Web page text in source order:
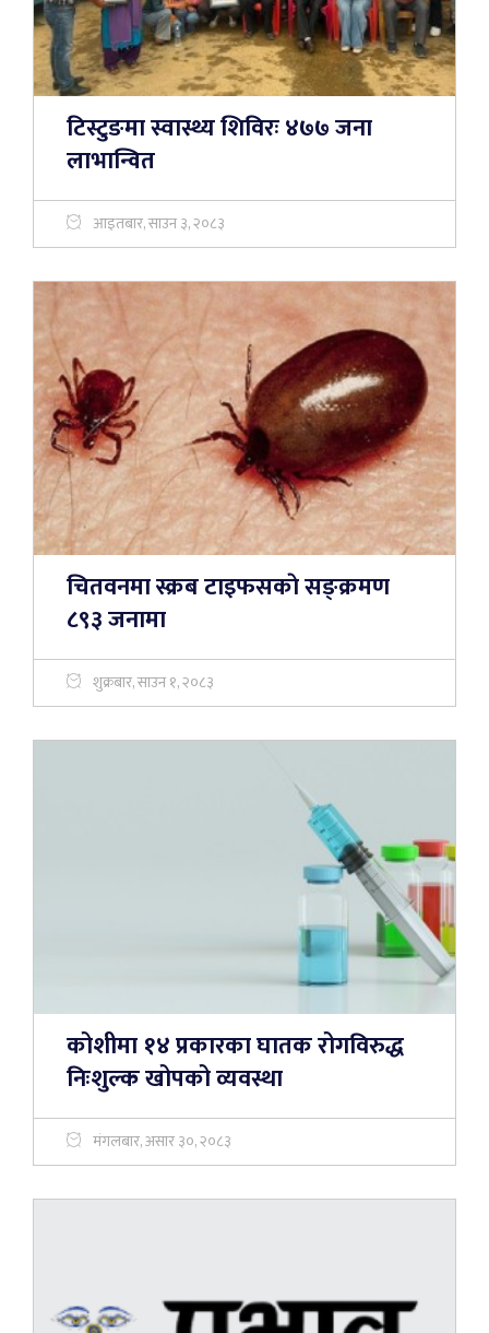
टिस्टुङमा स्वास्थ्य शिविरः ४७७ जना
लाभान्वित
आइतबार, साउन ३, २०८३
चितवनमा स्क्रब टाइफसकाे सङ्क्रमण
८९३ जनामा
शुक्रबार, साउन १, २०८३
कोशीमा १४ प्रकारका घातक रोगविरुद्ध
निःशुल्क खोपको व्यवस्था
मंगलबार, असार ३०, २०८३